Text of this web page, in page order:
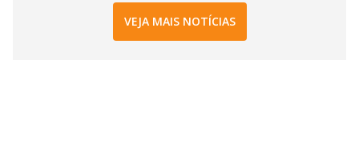
VEJA MAIS NOTÍCIAS